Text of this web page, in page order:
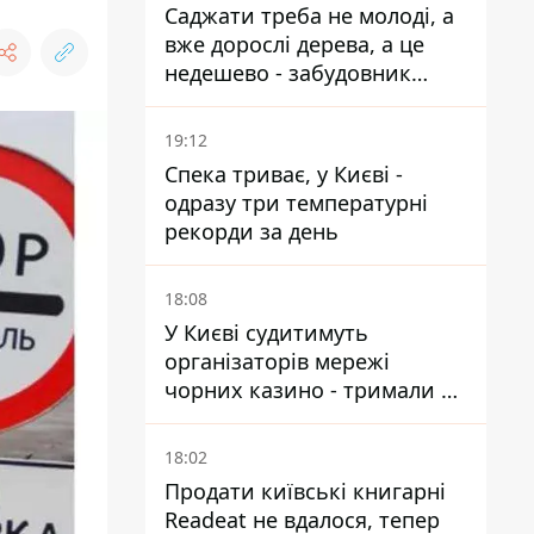
Саджати треба не молоді, а
вже дорослі дерева, а це
недешево - забудовник
Ніконов
19:12
Спека триває, у Києві -
одразу три температурні
рекорди за день
18:08
У Києві судитимуть
організаторів мережі
чорних казино - тримали 39
закладів
18:02
Продати київські книгарні
Readeat не вдалося, тепер